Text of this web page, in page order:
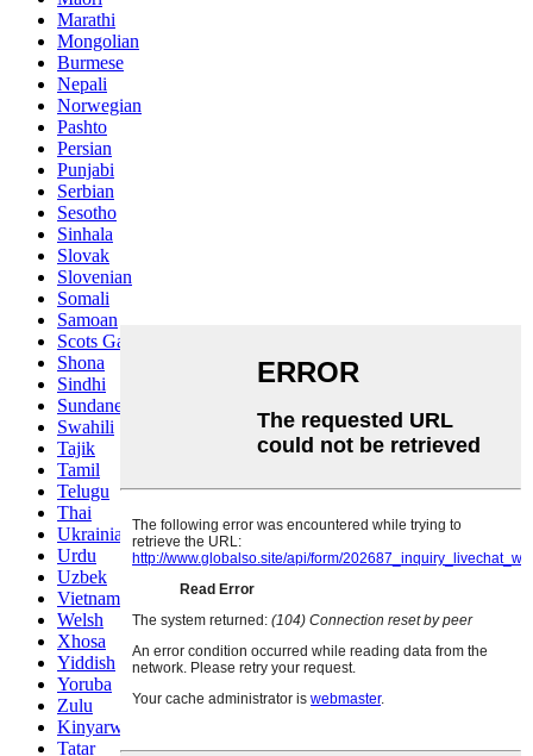
Marathi
Mongolian
Burmese
Nepali
Norwegian
Pashto
Persian
Punjabi
Serbian
Sesotho
Sinhala
Slovak
Slovenian
Somali
Samoan
Scots Gaelic
Shona
Sindhi
Sundanese
Swahili
Tajik
Tamil
Telugu
Thai
Ukrainian
Urdu
Uzbek
Vietnamese
Welsh
Xhosa
Yiddish
Yoruba
Zulu
Kinyarwanda
Tatar